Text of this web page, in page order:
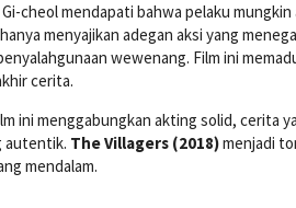
cheol mendapati bahwa pelaku
menyajikan adegan aksi yang
wewenang. Film ini
cerita.
ini menggabungkan akting solid, cerita
autentik. The Villagers (2018)menjadi
mendalam.